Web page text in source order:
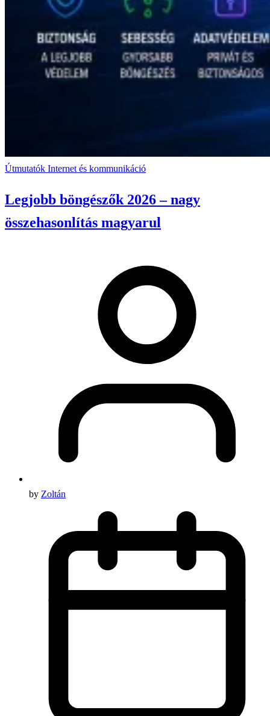
Útmutatók Internet és kommunikáció
Legjobb böngészők 2026 – nagy
összehasonlítás magyarul
by Zoltán